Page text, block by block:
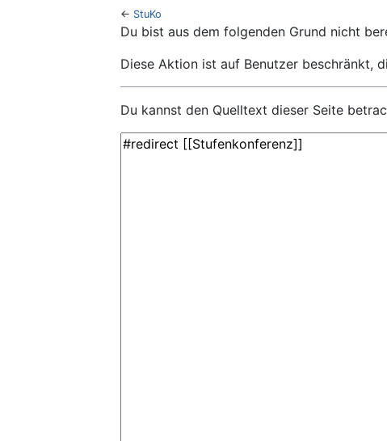
← StuKo
Wechseln zu:Navigation,Suche
Du bist aus dem folgenden Grund nicht
Diese Aktion ist auf Benutzer beschränkt,
Du kannst den Quelltext dieser Seite